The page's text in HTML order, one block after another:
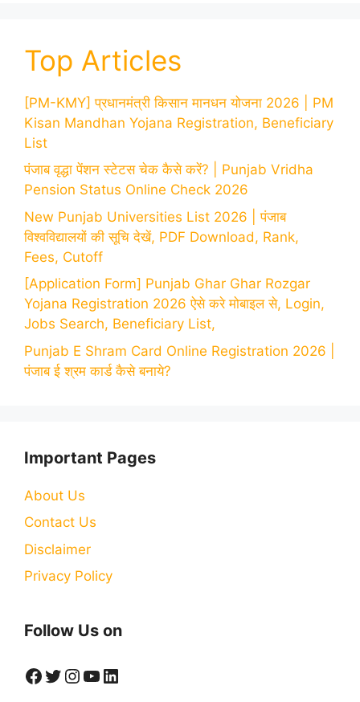
Top Articles
[PM-KMY] प्रधानमंत्री किसान मानधन योजना 2026 | PM
Kisan Mandhan Yojana Registration, Beneficiary
List
पंजाब वृद्धा पेंशन स्टेटस चेक कैसे करें? | Punjab Vridha
Pension Status Online Check 2026
New Punjab Universities List 2026 | पंजाब
विश्वविद्यालयों की सूचि देखें, PDF Download, Rank,
Fees, Cutoff
[Application Form] Punjab Ghar Ghar Rozgar
Yojana Registration 2026 ऐसे करे मोबाइल से, Login,
Jobs Search, Beneficiary List,
Punjab E Shram Card Online Registration 2026 |
पंजाब ई श्रम कार्ड कैसे बनाये?
Important Pages
About Us
Contact Us
Disclaimer
Privacy Policy
Follow Us on
Facebook
Twitter
Instagram
YouTube
LinkedIn